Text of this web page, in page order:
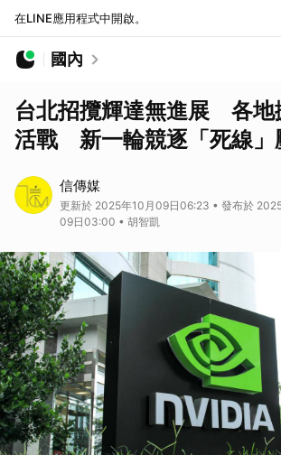
在LINE應用程式中開啟。
國內
台北招攬輝達無進展 各地
活戰 新一輪競逐「死線」
信傳媒
更新於 2025年10月09日06:23 • 發布於
09日03:00 • 胡智凱